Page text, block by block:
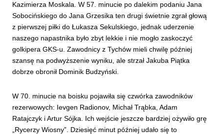
Kazimierza Moskala. W 57. minucie po dalekim podaniu Jana
Sobocińskiego do Jana Grzesika ten drugi świetnie zgrał głową
z pierwszej piłki do Łukasza Sekulskiego, jednak uderzenie
naszego napastnika było zbyt lekkie i nie mogło zaskoczyć
golkipera GKS-u. Zawodnicy z Tychów mieli chwilę później
szansę na podwyższenie wyniku, ale strzał Jakuba Piątka
dobrze obronił Dominik Budzyński.
W 70. minucie na boisku pojawiła się czwórka zawodników
rezerwowych: Ievgen Radionov, Michał Trąbka, Adam
Ratajczyk i Artur Sójka. Ich wejście jeszcze bardziej ożywiło grę
„Rycerzy Wiosny”. Dziesięć minut później udało się to